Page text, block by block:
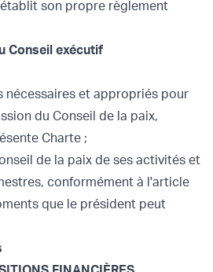
son propre règlement
Conseil exécutif
nécessaires et appropriés pour
du Conseil de la paix,
Charte ;
de la paix de ses activités et
conformément à l'article
que le président peut